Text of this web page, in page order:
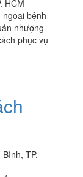
HCM
bệnh